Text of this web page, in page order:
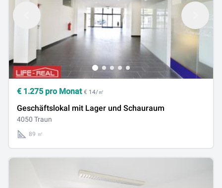
€ 1.275 pro Monat € 14/㎡
Geschäftslokal mit Lager und Schauraum
4050 Traun
89 ㎡